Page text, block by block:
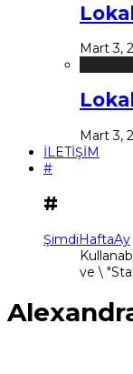
Mart 3,
Mart 3,
İLETİŞİM
#
#
ŞimdiHaftaAy
ve \